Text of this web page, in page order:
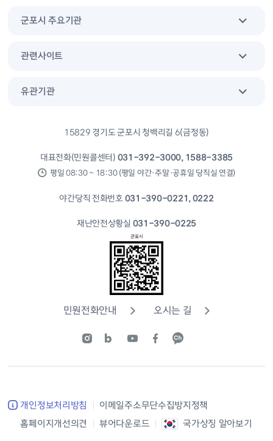
군포시 주요기관
관련사이트
유관기관
15829 경기도 군포시 청백리길 6(금정동)
대표전화(민원콜센터) 031-392-3000, 1588-3385
평일 08:30 ~ 18:30 (평일 야간·주말·공휴일 당직실 연결)
야간당직 전화번호031-390-0221, 0222
재난안전상황실 031-390-0225
민원전화안내 오시는 길
개인정보처리방침
이메일주소무단수집방지정책
홈페이지개선의견
뷰어다운로드 국가상징 알아보기